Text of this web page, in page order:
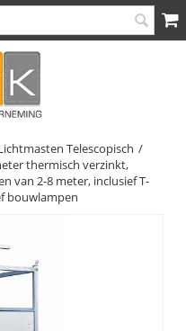
Telescopisch /
thermisch verzinkt,
van 2-8 meter, inclusief T-
bouwlampen